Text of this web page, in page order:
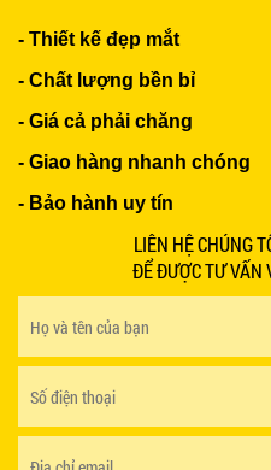
750.000
GHẾ
- Thiết kế đẹp mắt
- Chất lượng bền bỉ
- Giá cả phải chăng
- Giao hàng nhanh chóng
- Bảo hành uy tín
LIÊN HỆ CHÚNG
ĐỂ ĐƯỢC TƯ VẤN